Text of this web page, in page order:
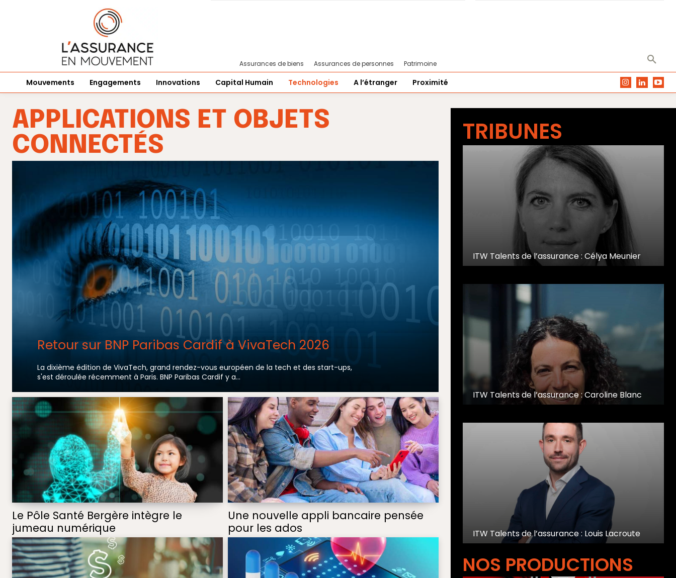
Assurances de biens Assurances de personnes Patrimoine
Mouvements Engagements Innovations Capital Humain Technologies A l’étranger Proximité
APPLICATIONS ET OBJETS
CONNECTÉS
Retour sur BNP Paribas Cardif à VivaTech 2026
La dixième édition de VivaTech, grand rendez-vous européen de la tech et des start-ups,
s'est déroulée récemment à Paris. BNP Paribas Cardif y a...
Le Pôle Santé Bergère intègre le
jumeau numérique
Une nouvelle appli bancaire pensée
pour les ados
TRIBUNES
ITW Talents de l’assurance : Célya Meunier
ITW Talents de l’assurance : Caroline Blanc
ITW Talents de l’assurance : Louis Lacroute
NOS PRODUCTIONS